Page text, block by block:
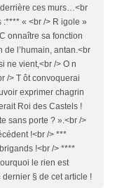
ces murs…<br
:**** « <br /> R igole »
onnaître sa fonction
de l’humain, antan.<br
ne vient,<br /> O n
/> T ôt convoquerai
exprimer chagrin
Roi des Castels !
sans porte ? ».<br />
!<br /> ***
!<br /> ****
le rien est
§ de cet article !